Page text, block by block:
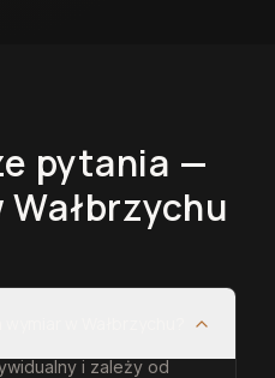
pytania —
Wałbrzychu
i zależy od